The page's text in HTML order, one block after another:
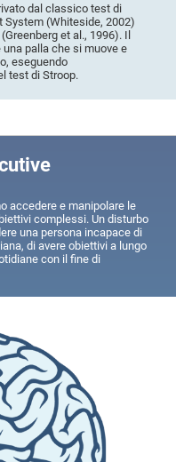
dal classico test di
System (Whiteside, 2002)
et al., 1996). Il
palla che si muove e
eseguendo
test di Stroop.
accedere e manipolare le
complessi. Un disturbo
una persona incapace di
di avere obiettivi a lungo
con il fine di